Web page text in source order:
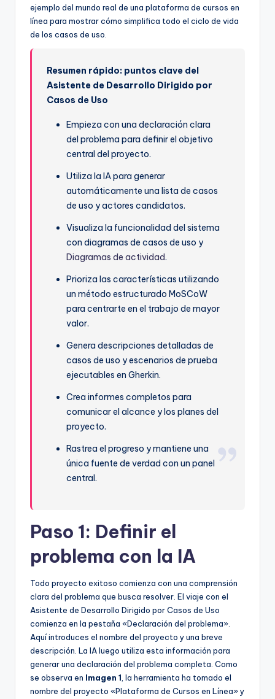
Dejemplo del mundo real de una plataforma de cursos en
línea para mostrar cómo simplifica todo el ciclo de vida
de los casos de uso.
Resumen rápido: puntos clave del
Asistente de Desarrollo Dirigido por
Casos de Uso
Empieza con una declaración clara
del problema para definir el objetivo
central del proyecto.
Utiliza la IA para generar
automáticamente una lista de casos
de uso y actores candidatos.
Visualiza la funcionalidad del sistema
con diagramas de casos de uso y
Diagramas de actividad.
Prioriza las características utilizando
un método estructurado MoSCoW
para centrarte en el trabajo de mayor
valor.
Genera descripciones detalladas de
casos de uso y escenarios de prueba
ejecutables en Gherkin.
Crea informes completos para
comunicar el alcance y los planes del
proyecto.
Rastrea el progreso y mantiene una
única fuente de verdad con un panel
central.
Paso 1: Definir el
problema con la IA
Todo proyecto exitoso comienza con una comprensión
clara del problema que busca resolver. El viaje con el
Asistente de Desarrollo Dirigido por Casos de Uso
comienza en la pestaña «Declaración del problema».
Aquí introduces el nombre del proyecto y una breve
descripción. La IA luego utiliza esta información para
generar una declaración del problema completa. Como
se observa en Imagen 1 , la herramienta ha tomado el
nombre del proyecto «Plataforma de Cursos en Línea» y